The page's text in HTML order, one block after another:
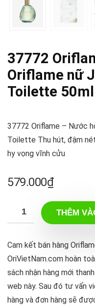
37772
Oriflame nữ
Toilette 50ml
37772 Oriflame – Nước
Toilette Thu hút, đậm
hy vọng vĩnh cửu
579.000₫
THÊM
Cam kết bán hàng
OriVietNam.com hoàn
sách nhận hàng mới
web này. Sau đó tư vấn
hàng và đơn hàng sẽ